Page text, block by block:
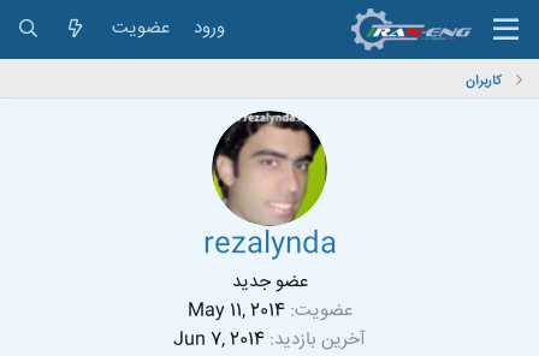
ورود عضویت
کاربران
rezalynda
عضو جدید
عضویت May 11, 2014
آخرین بازدید Jun 7, 2014